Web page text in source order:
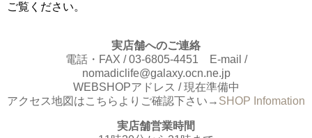
ご覧ください。
実店舗へのご連絡
電話・FAX / 03-6805-4451 E-mail /
nomadiclife@galaxy.ocn.ne.jp
WEBSHOPアドレス / 現在準備中
アクセス地図はこちらよりご確認下さい→ SHOP Infomation
実店舗営業時間